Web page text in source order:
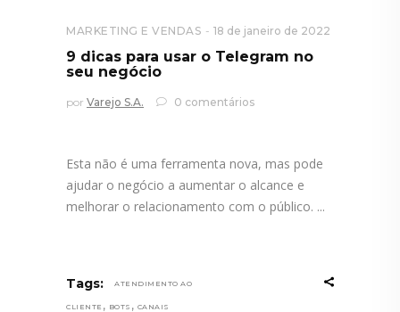
MARKETING E VENDAS 18 de janeiro de 2022
9 dicas para usar o Telegram no
seu negócio
por Varejo S.A. 0 comentários
Esta não é uma ferramenta nova, mas pode
ajudar o negócio a aumentar o alcance e
melhorar o relacionamento com o público.
Tags: ATENDIMENTO AO
CLIENTE , BOTS , CANAIS